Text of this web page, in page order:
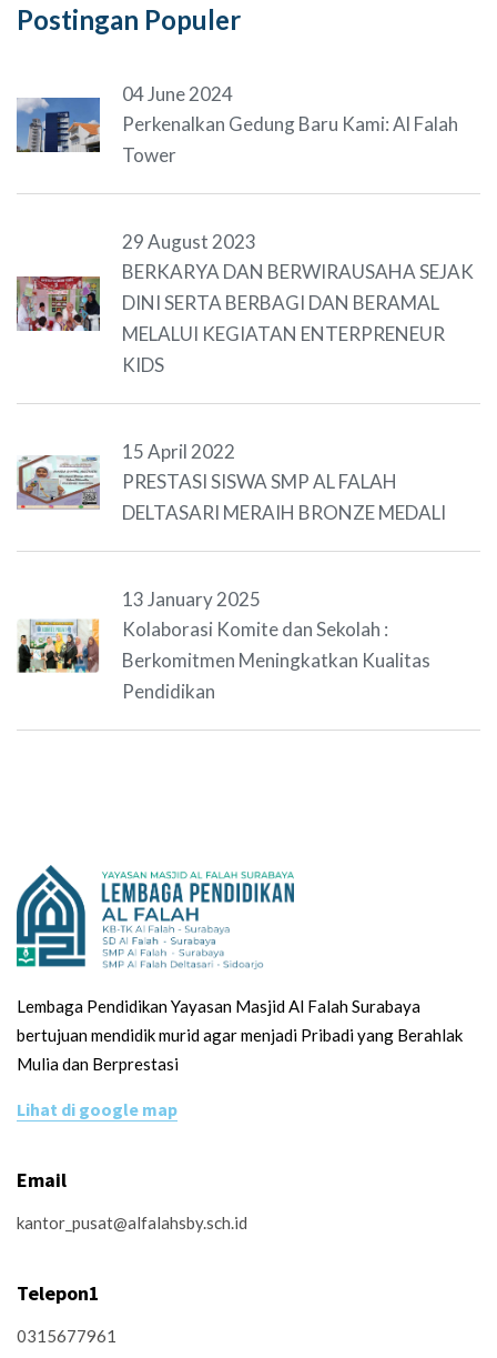
Postingan Populer
04 June 2024
Perkenalkan Gedung Baru Kami: Al Falah
Tower
29 August 2023
BERKARYA DAN BERWIRAUSAHA SEJAK
DINI SERTA BERBAGI DAN BERAMAL
MELALUI KEGIATAN ENTERPRENEUR
KIDS
15 April 2022
PRESTASI SISWA SMP AL FALAH
DELTASARI MERAIH BRONZE MEDALI
13 January 2025
Kolaborasi Komite dan Sekolah :
Berkomitmen Meningkatkan Kualitas
Pendidikan
Lembaga Pendidikan Yayasan Masjid Al Falah Surabaya
bertujuan mendidik murid agar menjadi Pribadi yang Berahlak
Mulia dan Berprestasi
Lihat di google map
Email
kantor_pusat@alfalahsby.sch.id
Telepon1
0315677961